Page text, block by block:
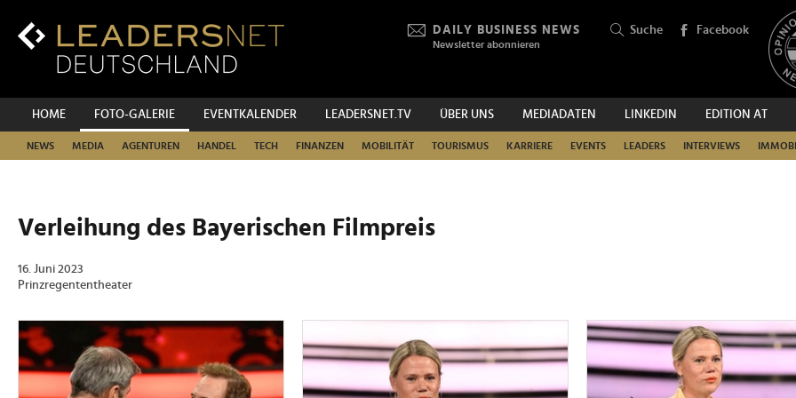
Inhalt
Hauptnavigation
DAILY BUSINESS NEWS
Newsletter abonnieren
Suche Facebook
HOME FOTO-GALERIE EVENTKALENDER LEADERSNET.TV ÜBER UNS MEDIADATEN LINKEDIN EDITION AT
NEWS MEDIA AGENTUREN HANDEL TECH FINANZEN MOBILITÄT TOURISMUS KARRIERE EVENTS LEADERS INTERVIEWS
SUCHEN
Verleihung des Bayerischen Filmpreis
16. Juni 2023
Prinzregententheater